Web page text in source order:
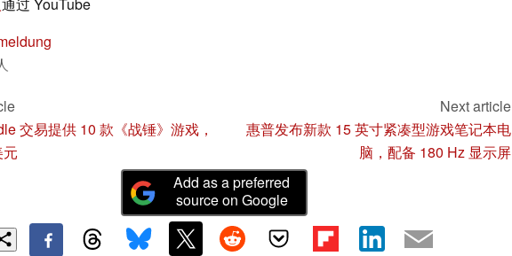
通过 YouTube
交易提供 10 款《战锤》游戏，
Next article
惠普发布新款 15 英寸紧凑型游戏笔记本电
脑，配备 180 Hz 显示屏
Add as a preferred
source on Google